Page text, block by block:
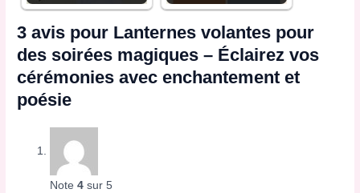
3 avis pour Lanternes volantes pour
des soirées magiques – Éclairez vos
cérémonies avec enchantement et
poésie
Note4 sur 5